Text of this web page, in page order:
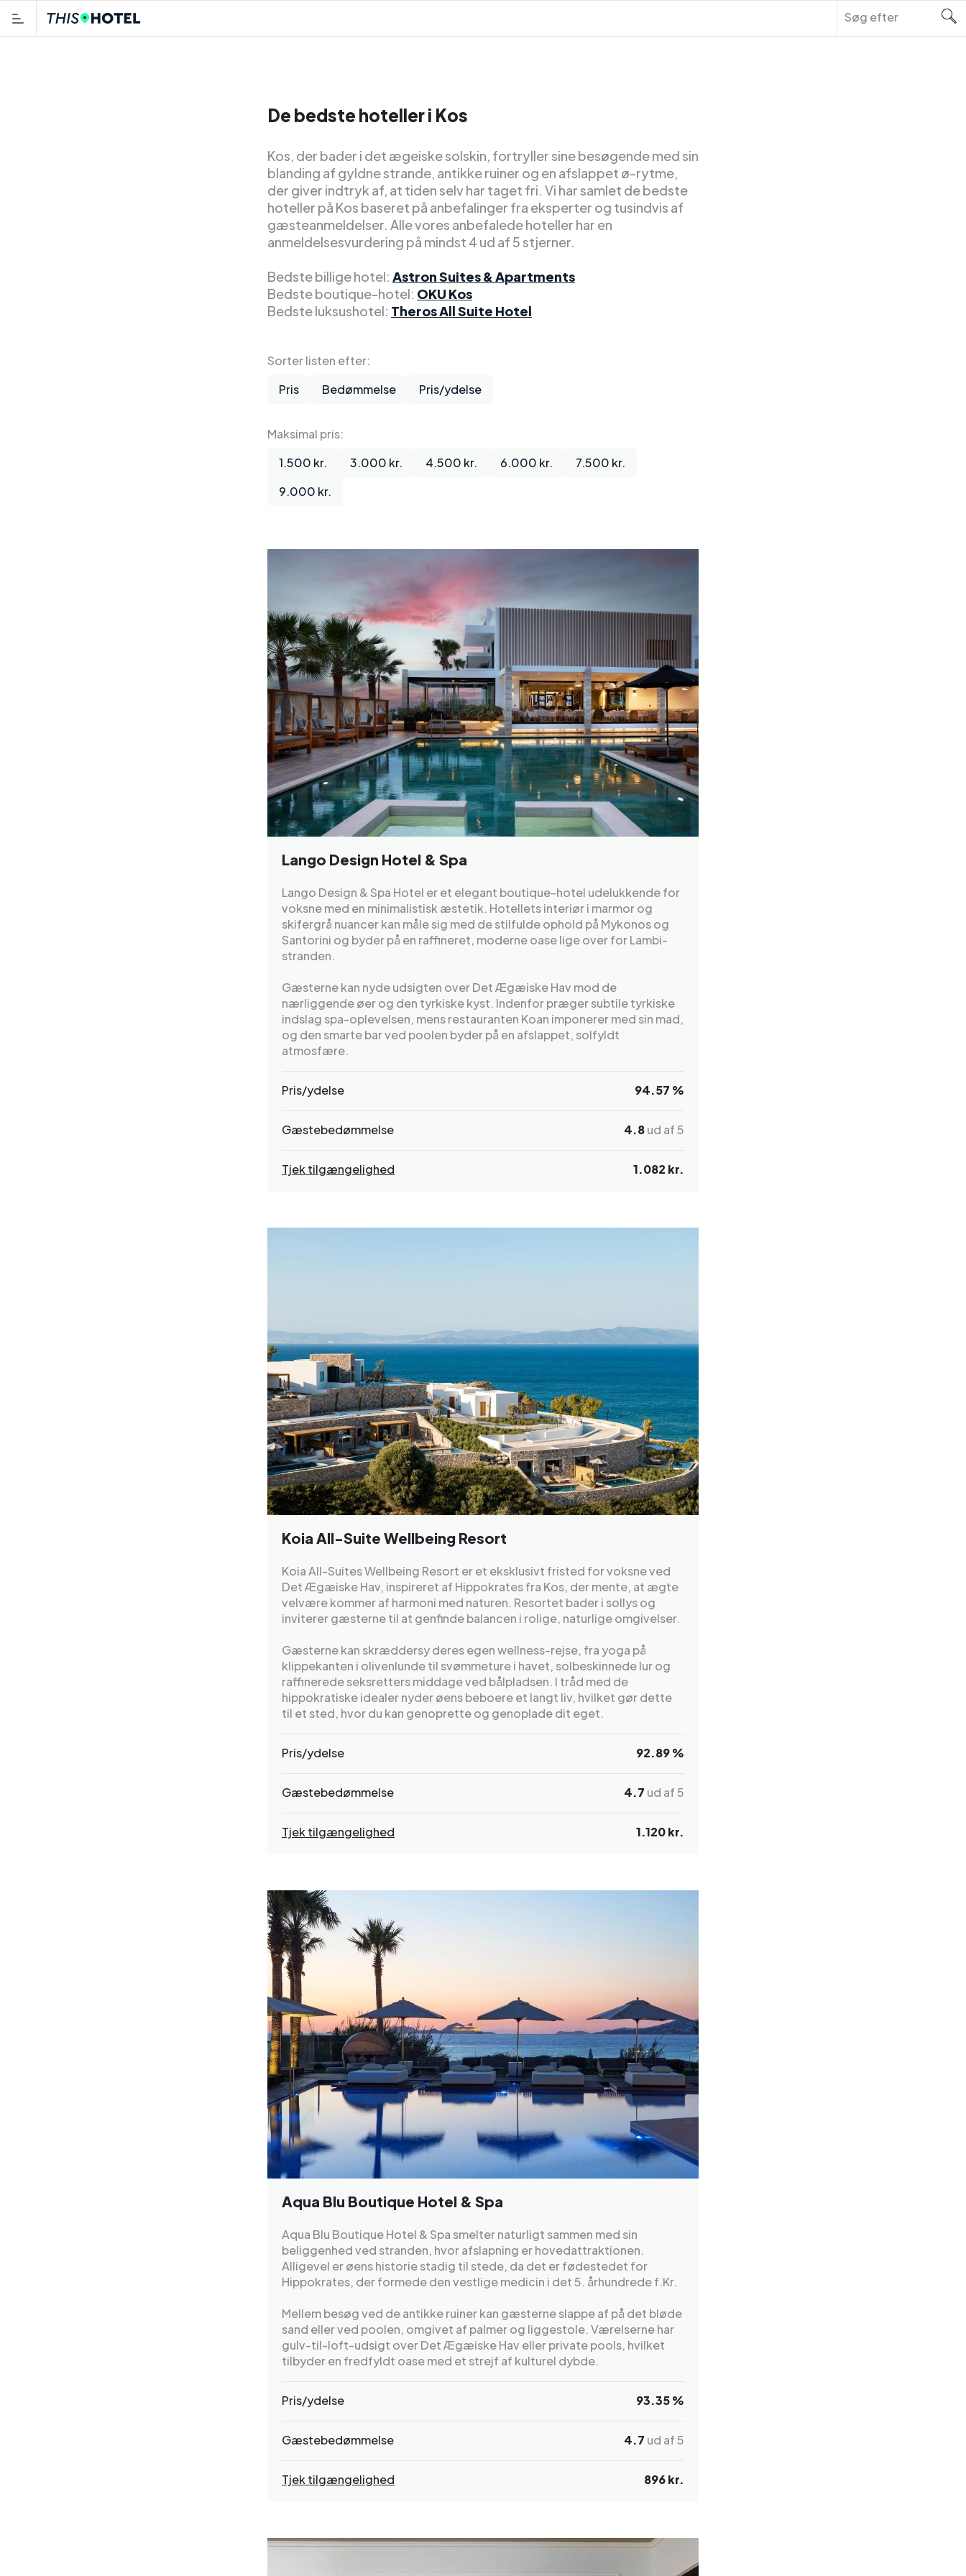
De bedste hoteller i Kos
Kos, der bader i det ægeiske solskin, fortryller sine besøgende med sin
blanding af gyldne strande, antikke ruiner og en afslappet ø-rytme,
der giver indtryk af, at tiden selv har taget fri. Vi har samlet de bedste
hoteller på Kos baseret på anbefalinger fra eksperter og tusindvis af
gæsteanmeldelser. Alle vores anbefalede hoteller har en
anmeldelsesvurdering på mindst 4 ud af 5 stjerner.
Bedste billige hotel: Astron Suites & Apartments
Bedste boutique-hotel: OKU Kos
Bedste luksushotel: Theros All Suite Hotel
Sorter listen efter:
Pris
Bedømmelse Pris/ydelse
Maksimal pris:
1.500 kr.
3.000 kr. 4.500 kr. 6.000 kr.
7.500 kr.
9.000 kr.
Lango Design Hotel & Spa
Lango Design & Spa Hotel er et elegant boutique-hotel udelukkende for
voksne med en minimalistisk æstetik. Hotellets interiør i marmor og
skifergrå nuancer kan måle sig med de stilfulde ophold på Mykonos og
Santorini og byder på en raffineret, moderne oase lige over for Lambi-
stranden.
Gæsterne kan nyde udsigten over Det Ægæiske Hav mod de
nærliggende øer og den tyrkiske kyst. Indenfor præger subtile tyrkiske
indslag spa-oplevelsen, mens restauranten Koan imponerer med sin mad,
og den smarte bar ved poolen byder på en afslappet, solfyldt
atmosfære.
Pris/ydelse 94.57 %
Gæstebedømmelse 4.8ud af 5
Tjek tilgængelighed 1.082 kr.
Koia All-Suite Wellbeing Resort
Koia All-Suites Wellbeing Resort er et eksklusivt fristed for voksne ved
Det Ægæiske Hav, inspireret af Hippokrates fra Kos, der mente, at ægte
velvære kommer af harmoni med naturen. Resortet bader i sollys og
inviterer gæsterne til at genfinde balancen i rolige, naturlige omgivelser.
Gæsterne kan skræddersy deres egen wellness-rejse, fra yoga på
klippekanten i olivenlunde til svømmeture i havet, solbeskinnede lur og
raffinerede seksretters middage ved bålpladsen. I tråd med de
hippokratiske idealer nyder øens beboere et langt liv, hvilket gør dette
til et sted, hvor du kan genoprette og genoplade dit eget.
Pris/ydelse 92.89 %
Gæstebedømmelse 4.7 ud af 5
Tjek tilgængelighed 1.120 kr.
Aqua Blu Boutique Hotel & Spa
Aqua Blu Boutique Hotel & Spa smelter naturligt sammen med sin
beliggenhed ved stranden, hvor afslapning er hovedattraktionen.
Alligevel er øens historie stadig til stede, da det er fødestedet for
Hippokrates, der formede den vestlige medicin i det 5. århundrede f.Kr.
Mellem besøg ved de antikke ruiner kan gæsterne slappe af på det bløde
sand eller ved poolen, omgivet af palmer og liggestole. Værelserne har
gulv-til-loft-udsigt over Det Ægæiske Hav eller private pools, hvilket
tilbyder en fredfyldt oase med et strejf af kulturel dybde.
Pris/ydelse 93.35 %
Gæstebedømmelse 4.7 ud af 5
Tjek tilgængelighed 896 kr.